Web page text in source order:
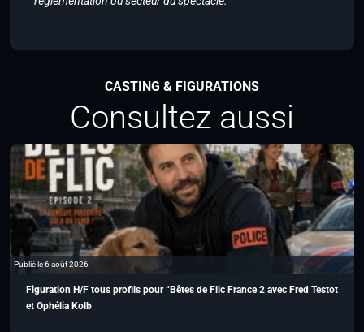
CASTING & FIGURATIONS
Consultez aussi
Publié le 6 août 2026
Figuration H/F tous profils pour “Bêtes de Flic France 2 avec Fred Testot
et Ophélia Kolb